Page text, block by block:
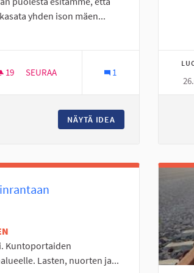
yhden ison mäen...
Itäinen Seinäjoki
19 19 SEURAAJAA
SEURAA
KESKI-NURMON KNUUTTILAN KENTÄLLE
1
NÄYTÄ IDEA KESKI-NURMON
Kuntoportaiden
Lasten, nuorten ja...